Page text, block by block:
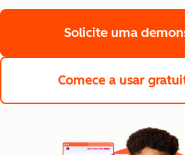
Solicite uma
Comece a usar